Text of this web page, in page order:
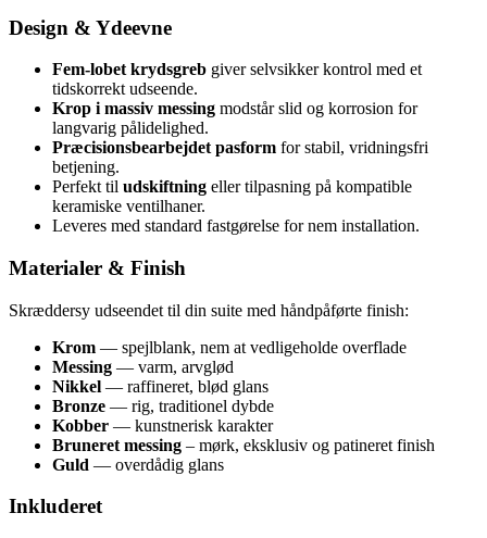
Design & Ydeevne
Fem-lobet krydsgreb giver selvsikker kontrol med et
tidskorrekt udseende.
Krop i massiv messing modstår slid og korrosion for
langvarig pålidelighed.
Præcisionsbearbejdet pasform for stabil, vridningsfri
betjening.
Perfekt til udskiftning eller tilpasning på kompatible
keramiske ventilhaner.
Leveres med standard fastgørelse for nem installation.
Materialer & Finish
Skræddersy udseendet til din suite med håndpåførte finish:
Krom — spejlblank, nem at vedligeholde overflade
Messing — varm, arvglød
Nikkel — raffineret, blød glans
Bronze — rig, traditionel dybde
Kobber — kunstnerisk karakter
Bruneret messing – mørk, eksklusiv og patineret finish
Guld — overdådig glans
Inkluderet